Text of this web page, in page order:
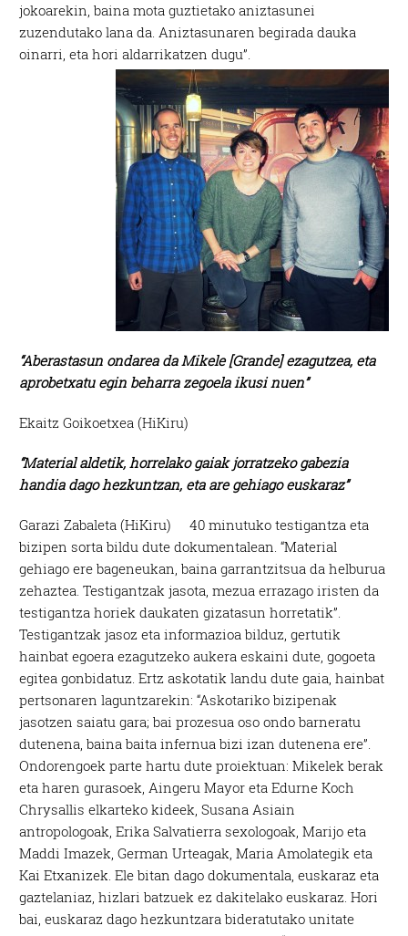
jokoarekin, baina mota guztietako aniztasunei
zuzendutako lana da. Aniztasunaren begirada dauka
oinarri, eta hori aldarrikatzen dugu”.
“Aberastasun ondarea da Mikele [Grande] ezagutzea, eta
aprobetxatu egin beharra zegoela ikusi nuen”
Ekaitz Goikoetxea (HiKiru)
“Material aldetik, horrelako gaiak jorratzeko gabezia
handia dago hezkuntzan, eta are gehiago euskaraz”
Garazi Zabaleta (HiKiru) 40 minutuko testigantza eta
bizipen sorta bildu dute dokumentalean. “Material
gehiago ere bageneukan, baina garrantzitsua da helburua
zehaztea. Testigantzak jasota, mezua errazago iristen da
testigantza horiek daukaten gizatasun horretatik”.
Testigantzak jasoz eta informazioa bilduz, gertutik
hainbat egoera ezagutzeko aukera eskaini dute, gogoeta
egitea gonbidatuz. Ertz askotatik landu dute gaia, hainbat
pertsonaren laguntzarekin: “Askotariko bizipenak
jasotzen saiatu gara; bai prozesua oso ondo barneratu
dutenena, baina baita infernua bizi izan dutenena ere”.
Ondorengoek parte hartu dute proiektuan: Mikelek berak
eta haren gurasoek, Aingeru Mayor eta Edurne Koch
Chrysallis elkarteko kideek, Susana Asiain
antropologoak, Erika Salvatierra sexologoak, Marijo eta
Maddi Imazek, German Urteagak, Maria Amolategik eta
Kai Etxanizek. Ele bitan dago dokumentala, euskaraz eta
gaztelaniaz, hizlari batzuek ez dakitelako euskaraz. Hori
bai, euskaraz dago hezkuntzara bideratutako unitate